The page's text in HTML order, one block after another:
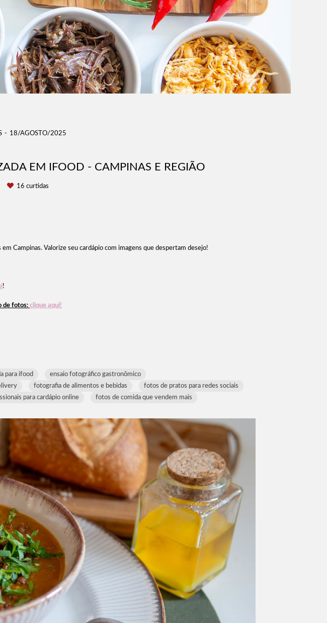
18/AGOSTO/2025
EM IFOOD - CAMPINAS E REGIÃO
16 curtidas
Campinas. Valorize seu cardápio com imagens que despertam desejo!
!
de fotos: clique aqui!
para ifood
ensaio fotográfico gastronômico
fotografia de alimentos e bebidas
fotos de pratos para redes sociais
para cardápio online fotos de comida que vendem mais